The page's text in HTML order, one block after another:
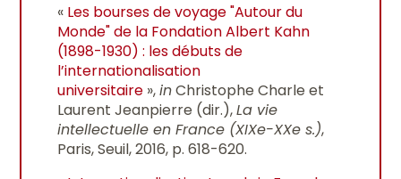
« Les bourses de voyage "Autour du
Monde" de la Fondation Albert Kahn
(1898-1930) : les débuts de
l’internationalisation
universitaire »,inChristophe Charle et
Laurent Jeanpierre (dir.),La vie
intellectuelle en France (XIXe-XXe s.),
Paris, Seuil, 2016, p. 618-620.